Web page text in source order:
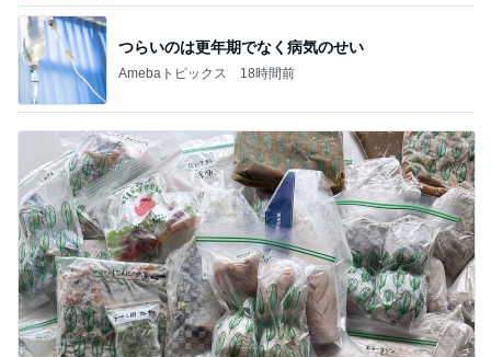
つらいのは更年期でなく病気のせい
Amebaトピックス 18時間前